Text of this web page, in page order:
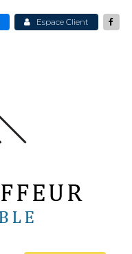
Espace Client